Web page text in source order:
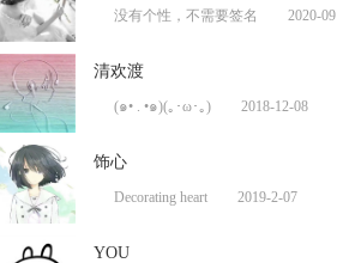
没有个性，不需要签名 2020-09
清欢渡
(๑• . •๑)(｡･ω･｡) 2018-12-08
饰心
Decorating heart 2019-2-07
YOU